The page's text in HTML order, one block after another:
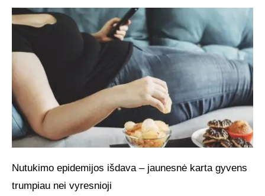
Nutukimo epidemijos išdava – jaunesnė karta gyvens
trumpiau nei vyresnioji